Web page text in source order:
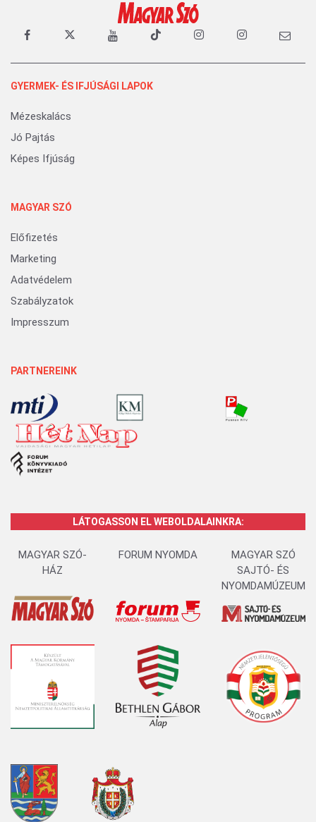
GYERMEK- ÉS IFJÚSÁGI LAPOK
Mézeskalács
Jó Pajtás
Képes Ifjúság
MAGYAR SZÓ
Előfizetés
Marketing
Adatvédelem
Szabályzatok
Impresszum
PARTNEREINK
LÁTOGASSON EL WEBOLDALAINKRA:
MAGYAR SZÓ-
HÁZ
FORUM NYOMDA
MAGYAR SZÓ
SAJTÓ- ÉS
NYOMDAMÚZEUM